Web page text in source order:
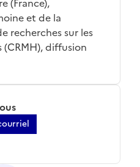
et de la
recherches sur les
diffusion